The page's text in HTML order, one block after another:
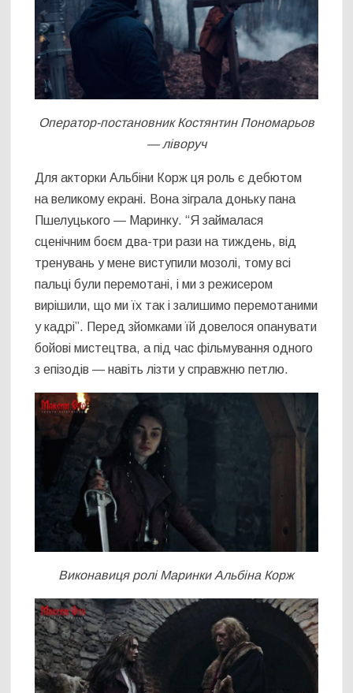
Оператор-постановник Костянтин Пономарьов
— ліворуч
Для акторки Альбіни Корж ця роль є дебютом
на великому екрані. Вона зіграла доньку пана
Пшелуцького — Маринку. “Я займалася
сценічним боєм два-три рази на тиждень, від
тренувань у мене виступили мозолі, тому всі
пальці були перемотані, і ми з режисером
вирішили, що ми їх так і залишимо перемотаними
у кадрі”. Перед зйомками їй довелося опанувати
бойові мистецтва, а під час фільмування одного
з епізодів — навіть лізти у справжню петлю.
Виконавиця ролі Маринки Альбіна Корж